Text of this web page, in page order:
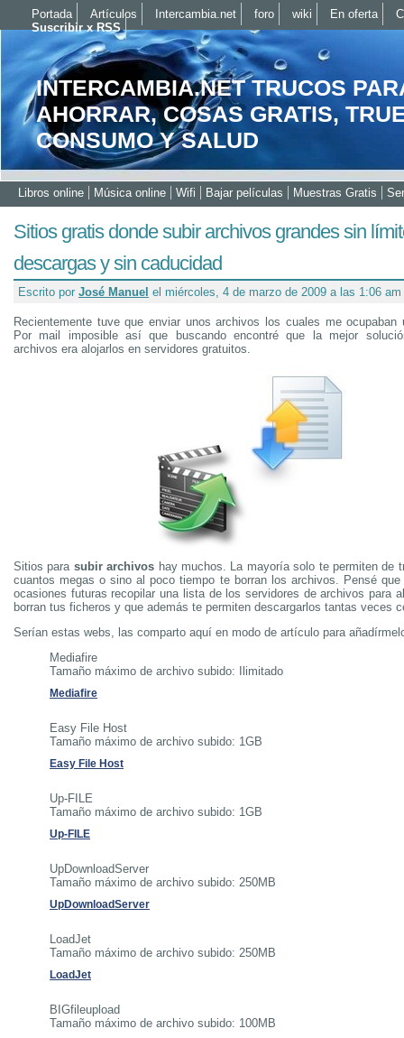
INTERCAMBIA.NET TRUCOS
AHORRAR, COSAS GRATIS,
CONSUMO Y SALUD
Libros online Música online Wifi Bajar películas Muestras Gratis
Sitios gratis donde subir archivos grandes sin
descargas y sin caducidad
Escrito por José Manuel el miércoles, 4 de marzo de 2009 a las 1:06
Recientemente tuve que enviar unos archivos los cuales me ocupaban
Por mail imposible así que buscando encontré que la mejor
archivos era alojarlos en servidores gratuitos.
Sitios para subir archivos hay muchos. La mayoría solo te permiten de
cuantos megas o sino al poco tiempo te borran los archivos. Pensé
ocasiones futuras recopilar una lista de los servidores de archivos para
borran tus ficheros y que además te permiten descargarlos tantas veces
Serían estas webs, las comparto aquí en modo de artículo para
Mediafire
Tamaño máximo de archivo subido: Ilimitado
Mediafire
Easy File Host
Tamaño máximo de archivo subido: 1GB
Easy File Host
Up-FILE
Tamaño máximo de archivo subido: 1GB
Up-FILE
UpDownloadServer
Tamaño máximo de archivo subido: 250MB
UpDownloadServer
LoadJet
Tamaño máximo de archivo subido: 250MB
LoadJet
BIGfileupload
Tamaño máximo de archivo subido: 100MB
Portada Artículos Intercambia.net foro wiki En oferta
Suscribir x RSS